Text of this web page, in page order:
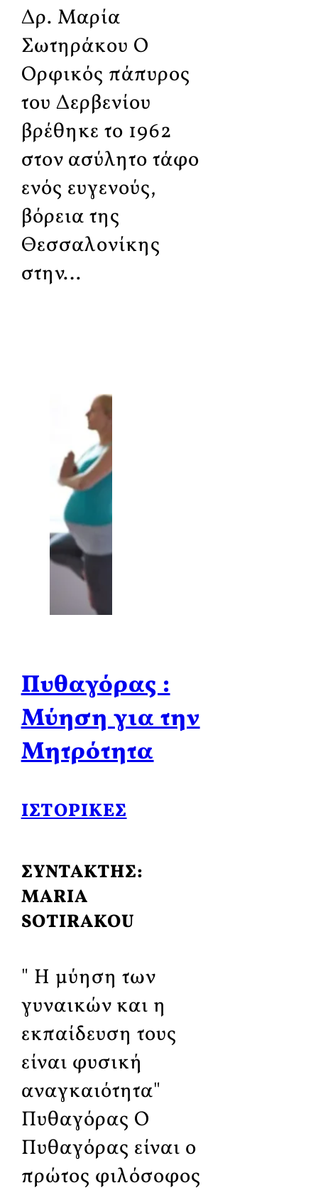
Δρ. Μαρία
Σωτηράκου Ο
Ορφικός πάπυρος
του Δερβενίου
βρέθηκε το 1962
στον ασύλητο τάφο
ενός ευγενούς,
βόρεια της
Θεσσαλονίκης
στην…
Πυθαγόρας :
Μύηση για την
Μητρότητα
ΙΣΤΟΡΙΚΈΣ
ΣΥΝΤΑΚΤΗΣ:
MARIA
SOTIRAKOU
" Η μύηση των
γυναικών και η
εκπαίδευση τους
είναι φυσική
αναγκαιότητα"
Πυθαγόρας Ο
Πυθαγόρας είναι ο
πρώτος φιλόσοφος